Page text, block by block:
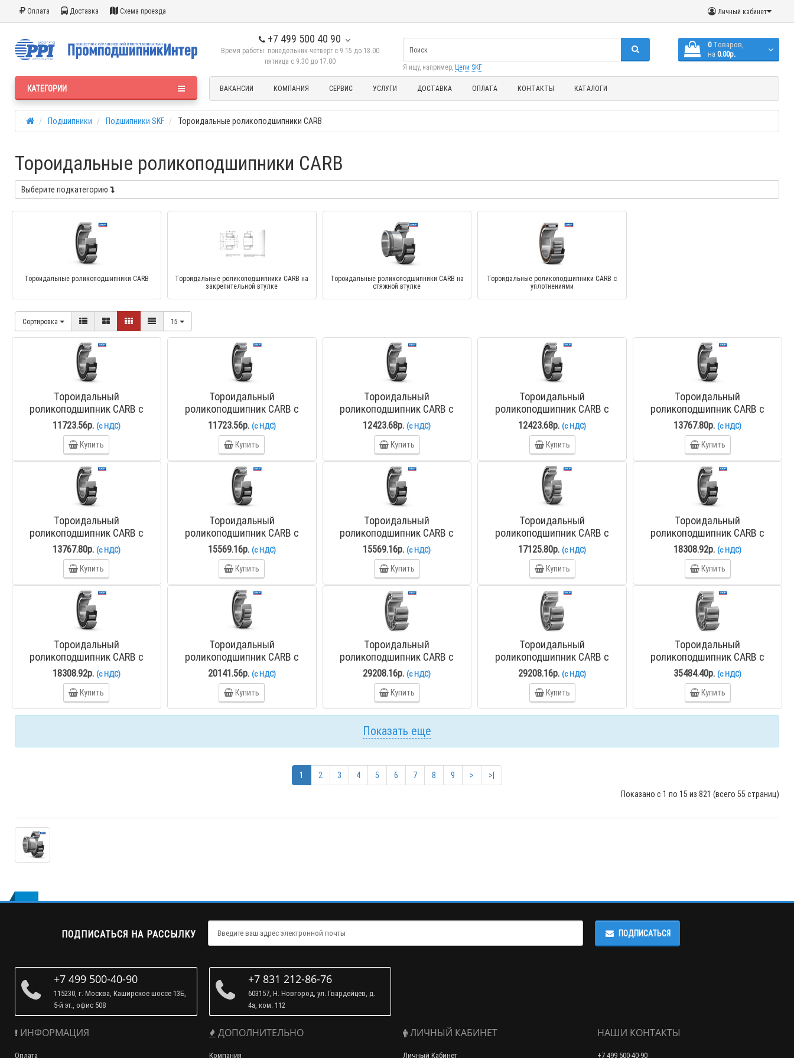
Оплата Доставка Схема проезда Личный кабинет
+7 499 500 40 90
Время работы: понедельник-четверг с 9.15 до 18.00
пятница с 9.30 до 17.00
0 Tоваров,
на 0.00р.
Я ищу, например, Цепи SKF
КАТЕГОРИИ ВАКАНСИИ КОМПАНИЯ СЕРВИС УСЛУГИ ДОСТАВКА ОПЛАТА КОНТАКТЫ КАТАЛОГИ
Подшипники Подшипники SKF Тороидальные роликоподшипники CARB
Тороидальные роликоподшипники CARB
Выберите подкатегорию
Тороидальные роликоподшипники CARB
Тороидальные роликоподшипники CARB на
закрепительной втулке
Тороидальные роликоподшипники CARB на
стяжной втулке
Тороидальные роликоподшипники CARB с
уплотнениями
Сортировка 15
Тороидальный
роликоподшипник CARB с
коническим отверстием C
2209 KTN9
11723.56р. (с НДС)
Купить
Тороидальный
роликоподшипник CARB с
коническим отверстием C
2209 KTN9/C3
11723.56р. (с НДС)
Купить
Тороидальный
роликоподшипник CARB с
коническим отверстием C
2210 KTN9
12423.68р.(с НДС)
Купить
Тороидальный
роликоподшипник CARB с
коническим отверстием C
2210 KTN9/C3
12423.68р.(с НДС)
Купить
Тороидальный
роликоподшипник CARB с
коническим отверстием C
2211 KTN9
13767.80р.(с НДС)
Купить
Тороидальный
роликоподшипник CARB с
коническим отверстием C
2211 KTN9/C3
13767.80р. (с НДС)
Купить
Тороидальный
роликоподшипник CARB с
коническим отверстием C
2212 KTN9
15569.16р. (с НДС)
Купить
Тороидальный
роликоподшипник CARB с
коническим отверстием C
2212 KTN9/C3
15569.16р.(с НДС)
Купить
Тороидальный
роликоподшипник CARB с
коническим отверстием C
2212 KV
17125.80р.(с НДС)
Купить
Тороидальный
роликоподшипник CARB с
коническим отверстием C
2213 KTN9
18308.92р.(с НДС)
Купить
Тороидальный
роликоподшипник CARB с
коническим отверстием C
2213 KTN9/C3
18308.92р. (с НДС)
Купить
Тороидальный
роликоподшипник CARB с
коническим отверстием C
2213 KV
20141.56р. (с НДС)
Купить
Тороидальный
роликоподшипник CARB с
коническим отверстием C
2215 K
29208.16р.(с НДС)
Купить
Тороидальный
роликоподшипник CARB с
коническим отверстием C
2215 K/C3
29208.16р.(с НДС)
Купить
Тороидальный
роликоподшипник CARB с
коническим отверстием C
2216 K
35484.40р.(с НДС)
Купить
Показать еще
1 2 3 4 5 6 7 8 9 >
>|
Показано с 1 по 15 из 821 (всего 55 страниц)
ПОДПИСАТЬСЯ НА РАССЫЛКУ ПОДПИСАТЬСЯ
+7 499 500-40-90
115230, г. Москва, Каширское шоссе 13Б,
5-й эт., офис 508
+7 831 212-86-76
603157, Н. Новгород, ул. Гвардейцев, д.
4а, ком. 112
ИНФОРМАЦИЯ
Оплата
ДОПОЛНИТЕЛЬНО
Компания
ЛИЧНЫЙ КАБИНЕТ
Личный Кабинет
НАШИ КОНТАКТЫ
+7 499 500-40-90